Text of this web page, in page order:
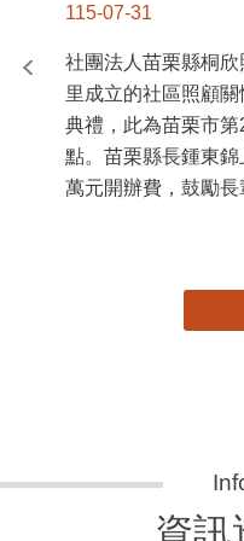
115-07-31
社團法人苗栗縣桐
里成立的社區照顧
典禮，此為苗栗市
點。苗栗縣長鍾東
萬元開辦費，鼓勵